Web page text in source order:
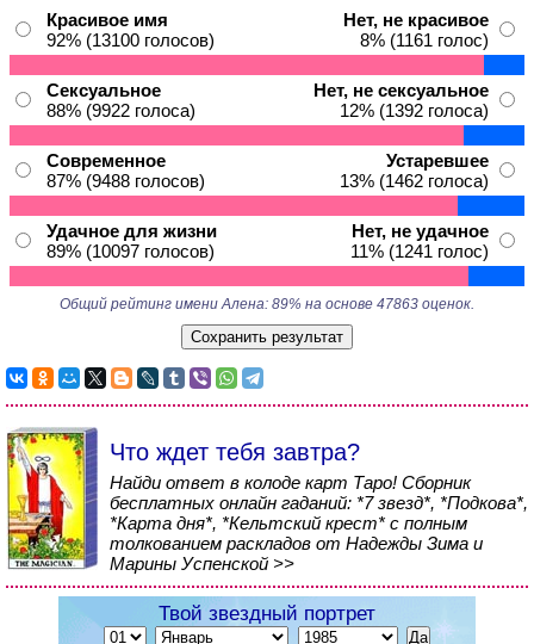
Красивое имя
92% (13100 голосов)
Нет, не красивое
8% (1161 голос)
Сексуальное
88% (9922 голоса)
Нет, не сексуальное
12% (1392 голоса)
Современное
87% (9488 голосов)
Устаревшее
13% (1462 голоса)
Удачное для жизни
89% (10097 голосов)
Нет, не удачное
11% (1241 голос)
Общий рейтинг имени Алена: 89% на основе 47863 оценок.
Что ждет тебя завтра?
Найди ответ в колоде карт Таро! Сборник
бесплатных онлайн гаданий: *7 звезд*, *Подкова*,
*Карта дня*, *Кельтский крест* с полным
толкованием раскладов от Надежды Зима и
Марины Успенской >>
Твой звездный портрет